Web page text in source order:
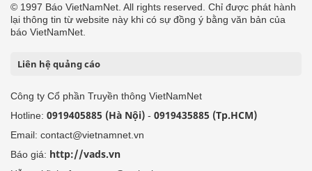
© 1997 Báo VietNamNet. All rights reserved. Chỉ được phát hành
lại thông tin từ website này khi có sự đồng ý bằng văn bản của
báo VietNamNet.
Liên hệ quảng cáo
Công ty Cổ phần Truyền thông VietNamNet
Hotline: 0919405885 (Hà Nội) - 0919435885 (Tp.HCM)
Email: contact@vietnamnet.vn
Báo giá: http://vads.vn